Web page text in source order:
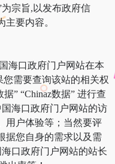
宗旨,以发布政府信
要内容。
海口政府门户网站在本
您需要查询该站的相关权
” “Chinaz数据” 进行查
海口政府门户网站的访
用户体验等；当然要评
据您自身的需求以及需
口政府门户网站的站长